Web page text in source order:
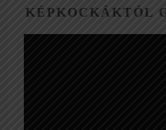
KÉPKOCKÁKTÓL